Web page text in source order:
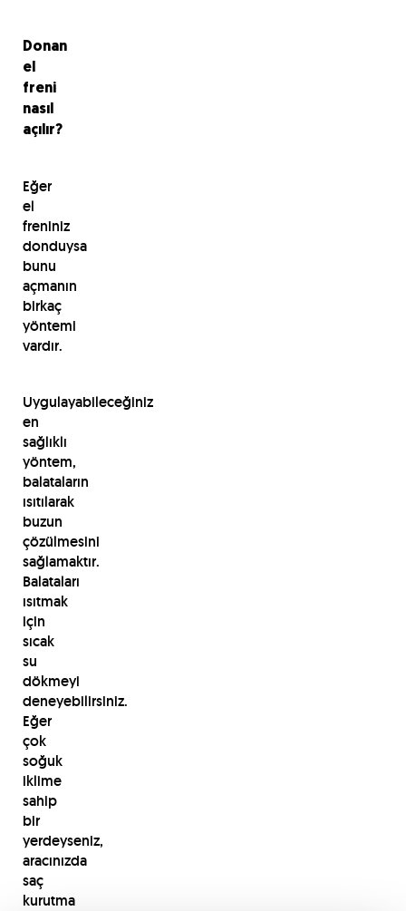
Donan
el
freni
nasıl
açılır?
Eğer
el
freniniz
donduysa
bunu
açmanın
birkaç
yöntemi
vardır.
Uygulayabileceğiniz
en
sağlıklı
yöntem,
balataların
ısıtılarak
buzun
çözülmesini
sağlamaktır.
Balataları
ısıtmak
için
sıcak
su
dökmeyi
deneyebilirsiniz.
Eğer
çok
soğuk
iklime
sahip
bir
yerdeyseniz,
aracınızda
saç
kurutma